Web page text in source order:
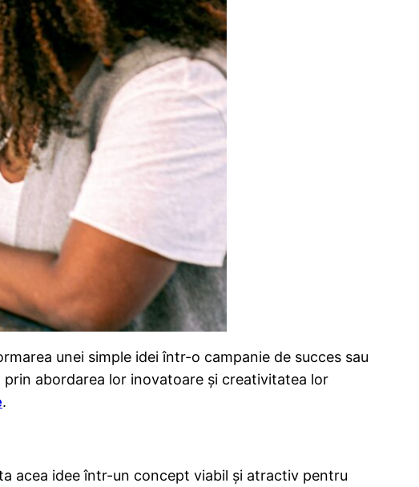
unei simple idei într-o campanie de succes sau
abordarea lor inovatoare și creativitatea lor
.
acea idee într-un concept viabil și atractiv pentru